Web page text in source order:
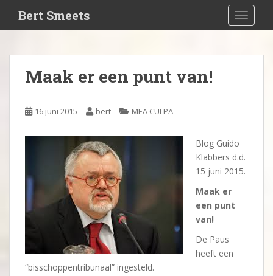
i
Bert Smeets
Maak er een punt van!
16 juni 2015 bert MEA CULPA
Blog Guido
Klabbers d.d.
15 juni 2015.
Maak er
een punt
van!
De Paus
heeft een
“bisschoppentribunaal” ingesteld.